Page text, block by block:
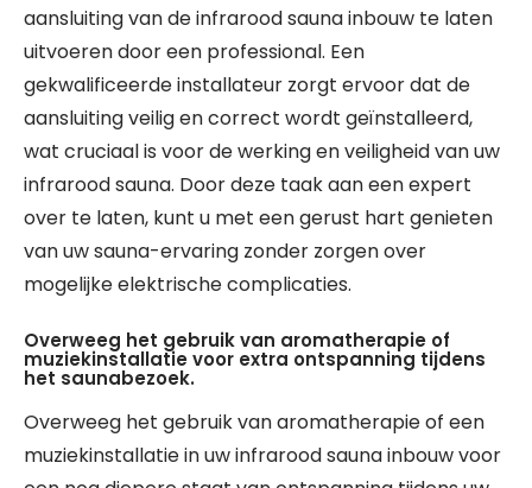
aansluiting van de infrarood sauna inbouw te laten
uitvoeren door een professional. Een
gekwalificeerde installateur zorgt ervoor dat de
aansluiting veilig en correct wordt geïnstalleerd,
wat cruciaal is voor de werking en veiligheid van uw
infrarood sauna. Door deze taak aan een expert
over te laten, kunt u met een gerust hart genieten
van uw sauna-ervaring zonder zorgen over
mogelijke elektrische complicaties.
Overweeg het gebruik van aromatherapie of
muziekinstallatie voor extra ontspanning tijdens
het saunabezoek.
Overweeg het gebruik van aromatherapie of een
muziekinstallatie in uw infrarood sauna inbouw voor